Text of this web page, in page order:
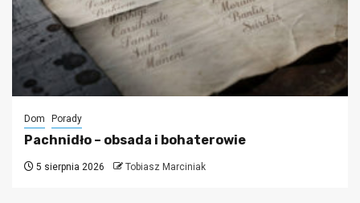
Dom Porady
Pachnidło – obsada i bohaterowie
5 sierpnia 2026 Tobiasz Marciniak